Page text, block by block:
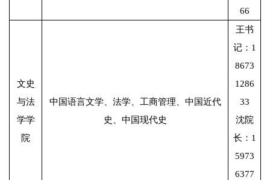
66
文史
与法
学学
院
中国语言文学、法学、工商管理、中国近代
史、中国现代史
王书
记：1
8673
1286
33
沈院
长：1
5973
6377